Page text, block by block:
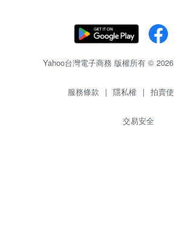
Yahoo台灣電子商務 版權所有 ©
服務條款 | 隱私權 | 拍賣
交易安全